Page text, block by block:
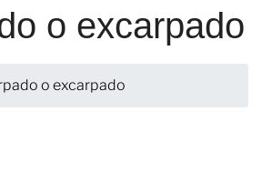
o excarpado
o excarpado